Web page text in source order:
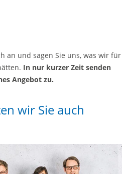
an und sagen Sie uns, was wir für
In nur kurzer Zeit senden
Angebot zu.
wir Sie auch